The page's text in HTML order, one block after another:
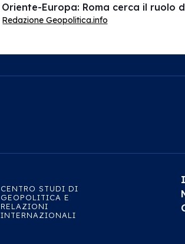
Oriente-Europa: Roma cerca il ruolo
Redazione Geopolitica.info
CENTRO STUDI DI
GEOPOLITICA E
RELAZIONI
INTERNAZIONALI